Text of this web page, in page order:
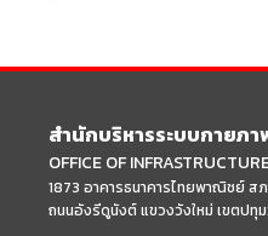
สำนักบริหารระบบกายภา
OFFICE OF
1873 อาคารธนาคารไทยพาณิชย์ สภ
ถนนอังรีดูนังต์ แขวงวังใหม่ เขตปทุ